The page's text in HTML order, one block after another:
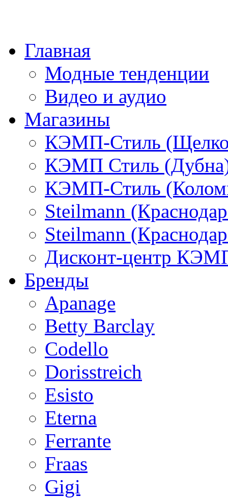
Главная
Модные тенденции
Видео и аудио
Магазины
КЭМП-Стиль
КЭМП Стиль
КЭМП-Стиль
Steilmann
Steilmann
Дисконт-центр
Бренды
Apanage
Betty Barclay
Codello
Dorisstreich
Esisto
Eterna
Ferrante
Fraas
Gigi